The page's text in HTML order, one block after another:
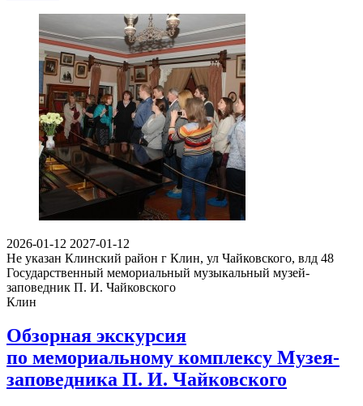
2026-01-12 2027-01-12
Не указан Клинский район г Клин, ул Чайковского, влд 48
Государственный мемориальный музыкальный музей-
заповедник П. И. Чайковского
Клин
Обзорная экскурсия
по мемориальному комплексу Музея-
заповедника П. И. Чайковского